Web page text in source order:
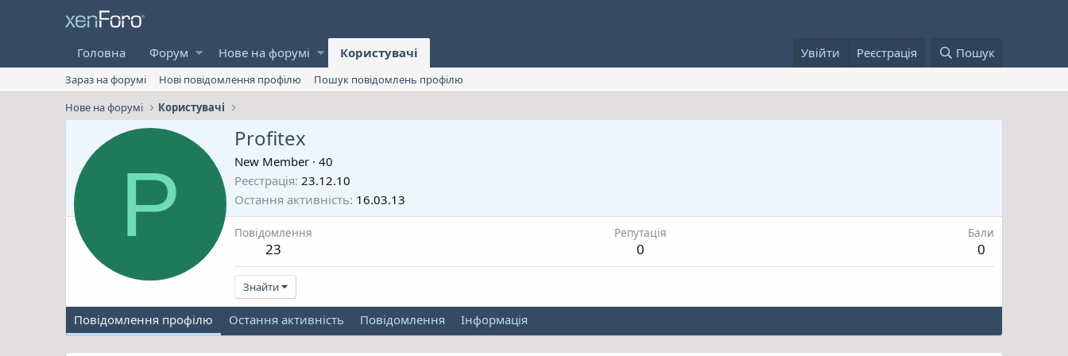
Головна Форум Нове на форумі Користувачі Увійти Реєстрація Пошук
Зараз на форумі Нові повідомлення профілю
Пошук повідомлень профілю
Нове на форумі
Користувачі
P
Profitex
New Member · 40
Реєстрація 23.12.10
Остання активність 16.03.13
Повідомлення
23
Репутація
0
Бали
0
Знайти
Повідомлення профілю Остання активність Повідомлення Інформація